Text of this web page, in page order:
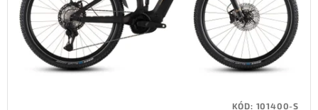
KÓD: 101400-S